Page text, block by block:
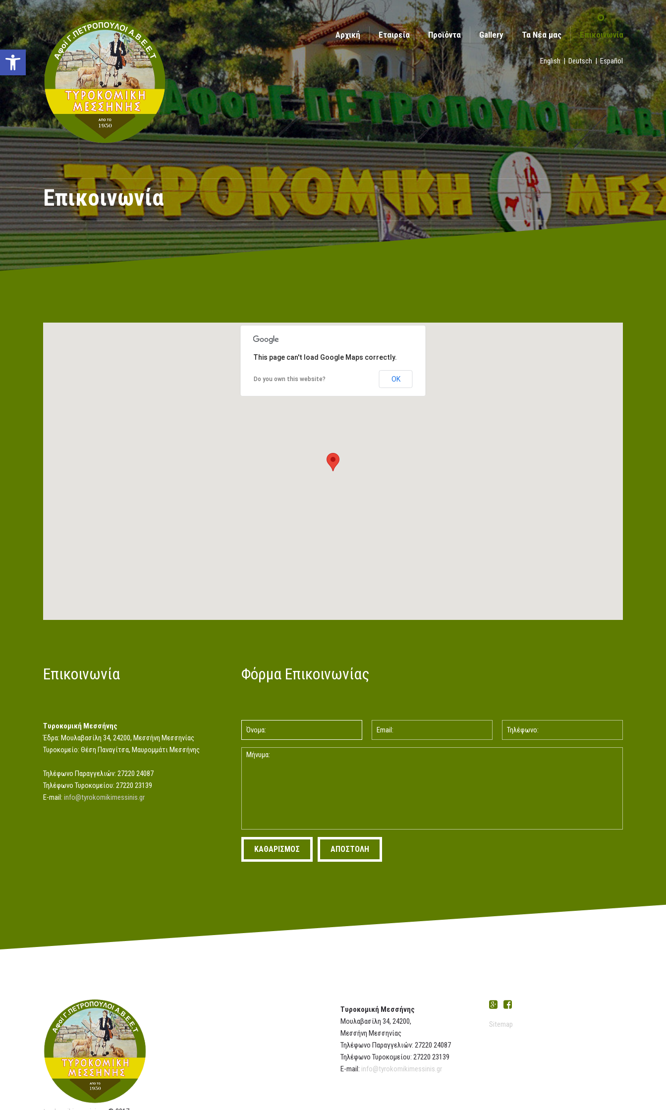
Open toolbar
Αρχική Εταιρεία Προϊόντα Gallery Τα Νέα μας
Επικοινωνία
Επικοινωνία
English|Deutsch |Español
Επικοινωνία
This page can't load Google Maps correctly.
Do you own this website? OK
Επικοινωνία
Τυροκομική Μεσσήνης
Έδρα: Μουλαβασίλη 34, 24200, Μεσσήνη Μεσσηνίας
Τυροκομείο: Θέση Παναγίτσα, Μαυρομμάτι Μεσσήνης
Τηλέφωνο Παραγγελιών: 27220 24087
Τηλέφωνο Τυροκομείου: 27220 23139
E-mail: info@tyrokomikimessinis.gr
Φόρμα Επικοινωνίας
Τυροκομική Μεσσήνης
Μουλαβασίλη 34, 24200,
Μεσσήνη Μεσσηνίας
Τηλέφωνο Παραγγελιών: 27220 24087
Τηλέφωνο Τυροκομείου: 27220 23139
E-mail: info@tyrokomikimessinis.gr
Sitemap